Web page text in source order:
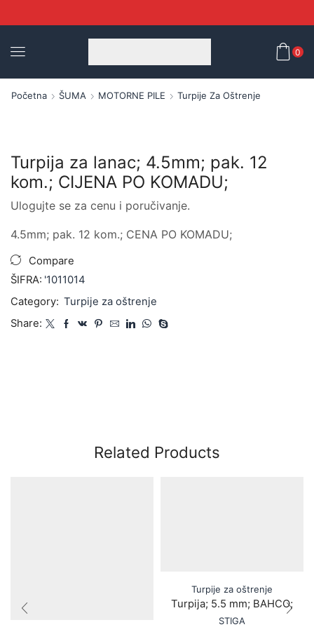
0
Početna ŠUMA MOTORNE PILE Turpije Za Oštrenje
Turpija za lanac; 4.5mm; pak. 12
kom.; CIJENA PO KOMADU;
Ulogujte se za cenu i poručivanje.
4.5mm; pak. 12 kom.; CENA PO KOMADU;
Compare
ŠIFRA: '1011014
Category: Turpije za oštrenje
Share:
Related Products
Turpije za oštrenje
Turpija; 5.5 mm; BAHCO;
STIGA